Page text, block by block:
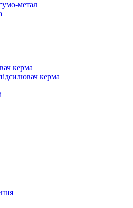
метал
керма
керма